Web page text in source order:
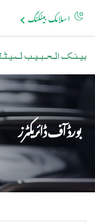
اسلامک بینکنگ
بورڈ آف ڈائریکٹرز